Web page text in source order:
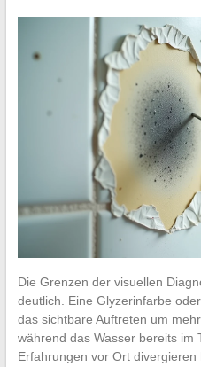
Die Grenzen der visuellen
deutlich. Eine Glyzerinfarbe
das sichtbare Auftreten um
während das Wasser bereits im
Erfahrungen vor Ort